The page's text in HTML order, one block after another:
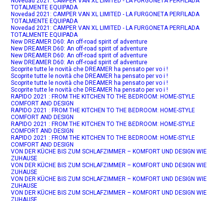
TOTALMENTE EQUIPADA
Novedad 2021: CAMPER VAN XL LIMITED - LA FURGONETA PERFILADA
TOTALMENTE EQUIPADA
Novedad 2021: CAMPER VAN XL LIMITED - LA FURGONETA PERFILADA
TOTALMENTE EQUIPADA
New DREAMER D60: An off-road spirit of adventure
New DREAMER D60: An off-road spirit of adventure
New DREAMER D60: An off-road spirit of adventure
New DREAMER D60: An off-road spirit of adventure
Scoprite tutte le novità che DREAMER ha pensato per vo i !
Scoprite tutte le novità che DREAMER ha pensato per vo i !
Scoprite tutte le novità che DREAMER ha pensato per vo i !
Scoprite tutte le novità che DREAMER ha pensato per vo i !
RAPIDO 2021 : FROM THE KITCHEN TO THE BEDROOM: HOME-STYLE
COMFORT AND DESIGN
RAPIDO 2021 : FROM THE KITCHEN TO THE BEDROOM: HOME-STYLE
COMFORT AND DESIGN
RAPIDO 2021 : FROM THE KITCHEN TO THE BEDROOM: HOME-STYLE
COMFORT AND DESIGN
RAPIDO 2021 : FROM THE KITCHEN TO THE BEDROOM: HOME-STYLE
COMFORT AND DESIGN
VON DER KÜCHE BIS ZUM SCHLAFZIMMER – KOMFORT UND DESIGN WIE
ZUHAUSE
VON DER KÜCHE BIS ZUM SCHLAFZIMMER – KOMFORT UND DESIGN WIE
ZUHAUSE
VON DER KÜCHE BIS ZUM SCHLAFZIMMER – KOMFORT UND DESIGN WIE
ZUHAUSE
VON DER KÜCHE BIS ZUM SCHLAFZIMMER – KOMFORT UND DESIGN WIE
ZUHAUSE